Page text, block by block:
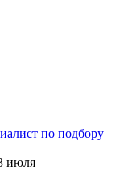
по подбору
июля